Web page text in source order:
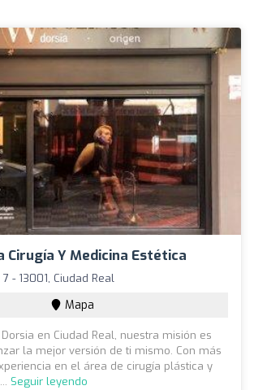
Cirugía Y Medicina Estética
- 13001, Ciudad Real
Mapa
en Ciudad Real, nuestra misión es
la mejor versión de ti mismo. Con más
en el área de cirugía plástica y
Seguir leyendo